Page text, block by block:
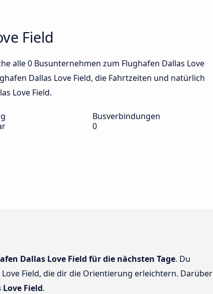
Field
alle 0 Busunternehmen zum Flughafen Dallas Love
Dallas Love Field, die Fahrtzeiten und natürlich
Love Field.
Busverbindungen
0
Dallas Love Field für die nächsten Tage. Du
Field, die dir die Orientierung erleichtern. Darüber
Field.